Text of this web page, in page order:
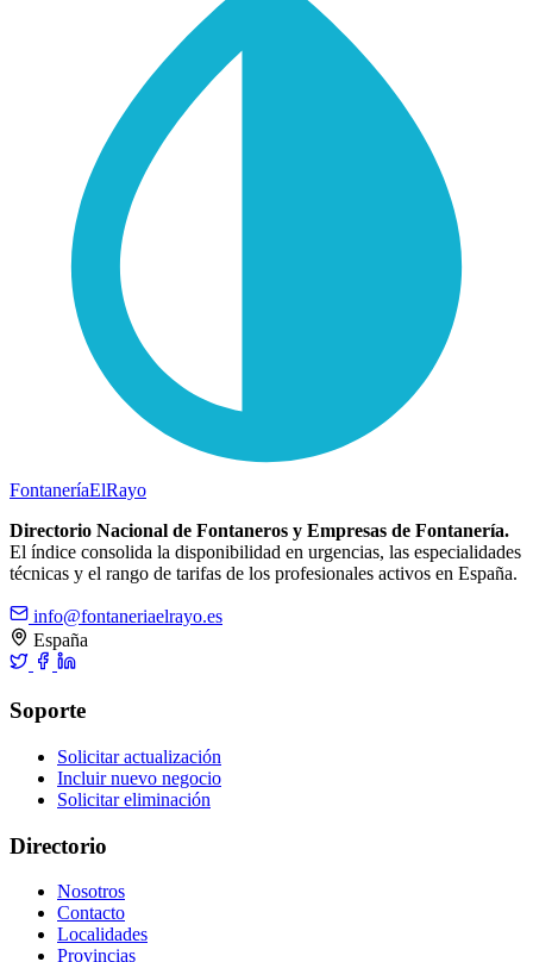
FontaneríaElRayo
Directorio Nacional de Fontaneros y Empresas de Fontanería.
El índice consolida la disponibilidad en urgencias, las especialidades
técnicas y el rango de tarifas de los profesionales activos en España.
info@fontaneriaelrayo.es
España
Soporte
Solicitar actualización
Incluir nuevo negocio
Solicitar eliminación
Directorio
Nosotros
Contacto
Localidades
Provincias